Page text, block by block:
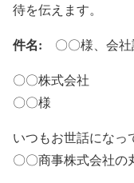
待を伝えます。
件名: 〇〇様、会
〇〇株式会社
〇〇様
いつもお世話になっ
〇〇商事株式会社の